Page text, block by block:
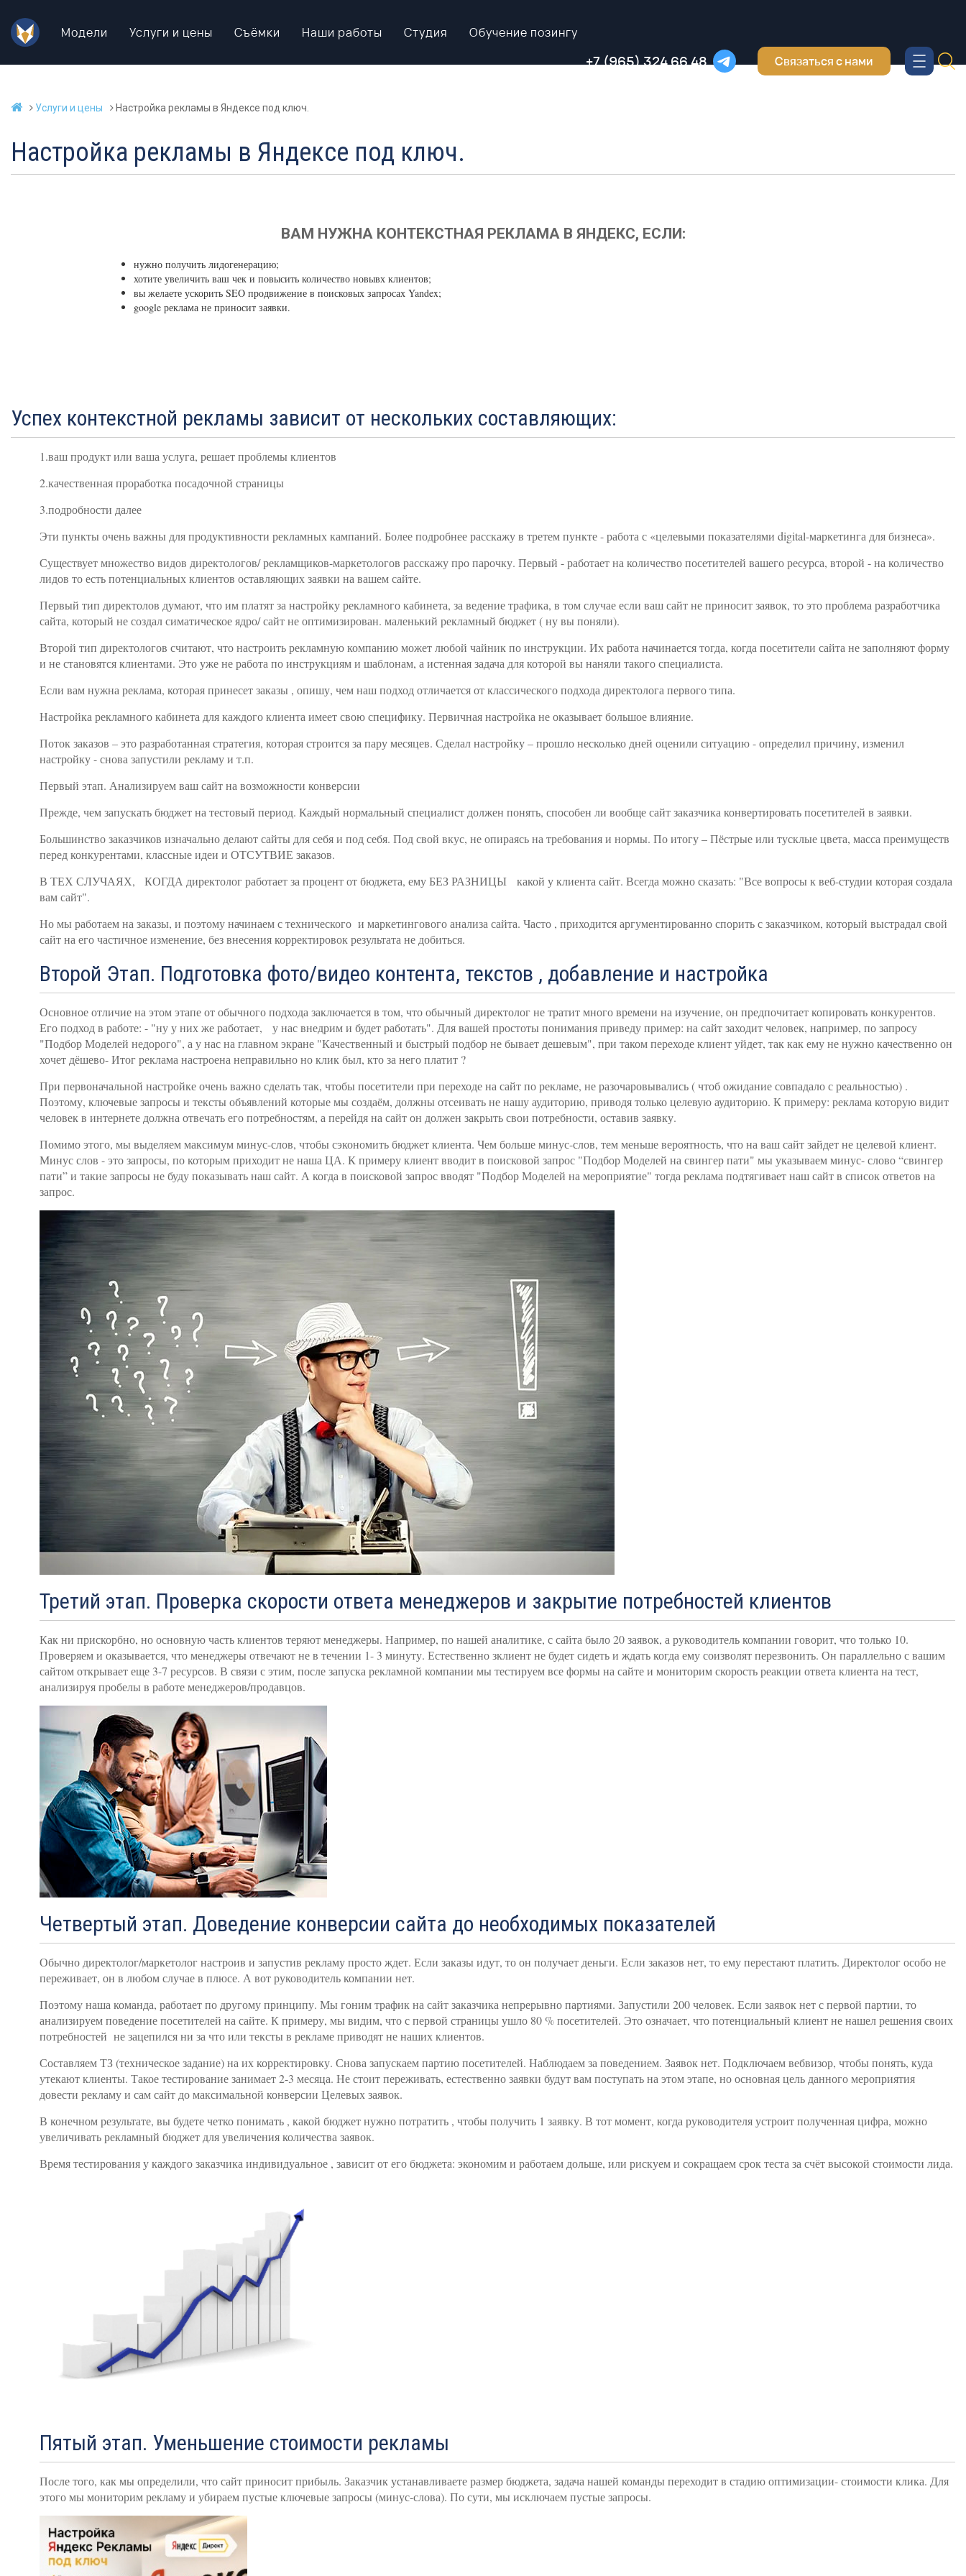
Модели Услуги и цены Съёмки Наши работы Студия Обучение позингу
+7 (965) 324 66 48 Связаться с нами
Услуги и цены Настройка рекламы в Яндексе под ключ.
Настройка рекламы в Яндексе под ключ.
ВАМ НУЖНА КОНТЕКСТНАЯ РЕКЛАМА В ЯНДЕКС, ЕСЛИ:
нужно получить лидогенерацию;
хотите увеличить ваш чек и повысить количество новывх клиентов;
вы желаете ускорить SEO продвижение в поисковых запросах Yandex;
google реклама не приносит заявки.
Успех контекстной рекламы зависит от нескольких составляющих:
1.ваш продукт или ваша услуга, решает проблемы клиентов
2.качественная проработка посадочной страницы
3.подробности далее
Эти пункты очень важны для продуктивности рекламных кампаний. Более подробнее расскажу в третем пункте - работа с «целевыми показателями digital-маркетинга для бизнеса».
Существует множество видов директологов/ рекламщиков-маркетологов расскажу про парочку. Первый - работает на количество посетителей вашего ресурса, второй - на количество
лидов то есть потенциальных клиентов оставляющих заявки на вашем сайте.
Первый тип директолов думают, что им платят за настройку рекламного кабинета, за ведение трафика, в том случае если ваш сайт не приносит заявок, то это проблема разработчика
сайта, который не создал симатическое ядро/ сайт не оптимизирован. маленький рекламный бюджет ( ну вы поняли).
Второй тип директологов считают, что настроить рекламную компанию может любой чайник по инструкции. Их работа начинается тогда, когда посетители сайта не заполняют форму
и не становятся клиентами. Это уже не работа по инструкциям и шаблонам, а истенная задача для которой вы наняли такого специалиста.
Если вам нужна реклама, которая принесет заказы , опишу, чем наш подход отличается от классического подхода директолога первого типа.
Настройка рекламного кабинета для каждого клиента имеет свою специфику. Первичная настройка не оказывает большое влияние.
Поток заказов – это разработанная стратегия, которая строится за пару месяцев. Сделал настройку – прошло несколько дней оценили ситуацию - определил причину, изменил
настройку - снова запустили рекламу и т.п.
Первый этап. Анализируем ваш сайт на возможности конверсии
Прежде, чем запускать бюджет на тестовый период. Каждый нормальный специалист должен понять, способен ли вообще сайт заказчика конвертировать посетителей в заявки.
Большинство заказчиков изначально делают сайты для себя и под себя. Под свой вкус, не опираясь на требования и нормы. По итогу – Пёстрые или тусклые цвета, масса преимуществ
перед конкурентами, классные идеи и ОТСУТВИЕ заказов.
В ТЕХ СЛУЧАЯХ,
КОГДА директолог работает за процент от бюджета, ему БЕЗ РАЗНИЦЫ
какой у клиента сайт. Всегда можно сказать: "Все вопросы к веб-студии которая создала
вам сайт".
Но мы работаем на заказы, и поэтому начинаем с технического и маркетингового анализа сайта. Часто , приходится аргументированно спорить с заказчиком, который выстрадал свой
сайт на его частичное изменение, без внесения корректировок результата не добиться.
Второй Этап. Подготовка фото/видео контента, текстов , добавление и настройка
Основное отличие на этом этапе от обычного подхода заключается в том, что обычный директолог не тратит много времени на изучение, он предпочитает копировать конкурентов.
Его подход в работе: - "ну у них же работает,
у нас внедрим и будет работать". Для вашей простоты понимания приведу пример: на сайт заходит человек, например, по запросу
"Подбор Моделей недорого", а у нас на главном экране "Качественный и быстрый подбор не бывает дешевым", при таком переходе клиент уйдет, так как ему не нужно качественно он
хочет дёшево- Итог реклама настроена неправильно но клик был, кто за него платит ?
При первоначальной настройке очень важно сделать так, чтобы посетители при переходе на сайт по рекламе, не разочаровывались ( чтоб ожидание совпадало с реальностью) .
Поэтому, ключевые запросы и тексты объявлений которые мы создаём, должны отсеивать не нашу аудиторию, приводя только целевую аудиторию. К примеру: реклама которую видит
человек в интернете должна отвечать его потребностям, а перейдя на сайт он должен закрыть свои потребности, оставив заявку.
Помимо этого, мы выделяем максимум минус-слов, чтобы сэкономить бюджет клиента. Чем больше минус-слов, тем меньше вероятность, что на ваш сайт зайдет не целевой клиент.
Минус слов - это запросы, по которым приходит не наша ЦА. К примеру клиент вводит в поисковой запрос "Подбор Моделей на свингер пати" мы указываем минус- слово “свингер
пати” и такие запросы не буду показывать наш сайт. А когда в поисковой запрос вводят "Подбор Моделей на мероприятие" тогда реклама подтягивает наш сайт в список ответов на
запрос.
Третий этап. Проверка скорости ответа менеджеров и закрытие потребностей клиентов
Как ни прискорбно, но основную часть клиентов теряют менеджеры. Например, по нашей аналитике, с сайта было 20 заявок, а руководитель компании говорит, что только 10.
Проверяем и оказывается, что менеджеры отвечают не в течении 1- 3 минуту. Естественно зклиент не будет сидеть и ждать когда ему соизволят перезвонить. Он параллельно с вашим
сайтом открывает еще 3-7 ресурсов. В связи с этим, после запуска рекламной компании мы тестируем все формы на сайте и мониторим скорость реакции ответа клиента на тест,
анализируя пробелы в работе менеджеров/продавцов.
Четвертый этап. Доведение конверсии сайта до необходимых показателей
Обычно директолог/маркетолог настроив и запустив рекламу просто ждет. Если заказы идут, то он получает деньги. Если заказов нет, то ему перестают платить. Директолог особо не
переживает, он в любом случае в плюсе. А вот руководитель компании нет.
Поэтому наша команда, работает по другому принципу. Мы гоним трафик на сайт заказчика непрерывно партиями. Запустили 200 человек. Если заявок нет с первой партии, то
анализируем поведение посетителей на сайте. К примеру, мы видим, что с первой страницы ушло 80 % посетителей. Это означает, что потенциальный клиент не нашел решения своих
потребностей не зацепился ни за что или тексты в рекламе приводят не наших клиентов.
Составляем ТЗ (техническое задание) на их корректировку. Снова запускаем партию посетителей. Наблюдаем за поведением. Заявок нет. Подключаем вебвизор, чтобы понять, куда
утекают клиенты. Такое тестирование занимает 2-3 месяца. Не стоит переживать, естественно заявки будут вам поступать на этом этапе, но основная цель данного мероприятия
довести рекламу и сам сайт до максимальной конверсии Целевых заявок.
В конечном результате, вы будете четко понимать , какой бюджет нужно потратить , чтобы получить 1 заявку. В тот момент, когда руководителя устроит полученная цифра, можно
увеличивать рекламный бюджет для увеличения количества заявок.
Время тестирования у каждого заказчика индивидуальное , зависит от его бюджета: экономим и работаем дольше, или рискуем и сокращаем срок теста за счёт высокой стоимости лида.
Пятый этап. Уменьшение стоимости рекламы
После того, как мы определили, что сайт приносит прибыль. Заказчик устанавливаете размер бюджета, задача нашей команды переходит в стадию оптимизации- стоимости клика. Для
этого мы мониторим рекламу и убираем пустые ключевые запросы (минус-слова). По сути, мы исключаем пустые запросы.